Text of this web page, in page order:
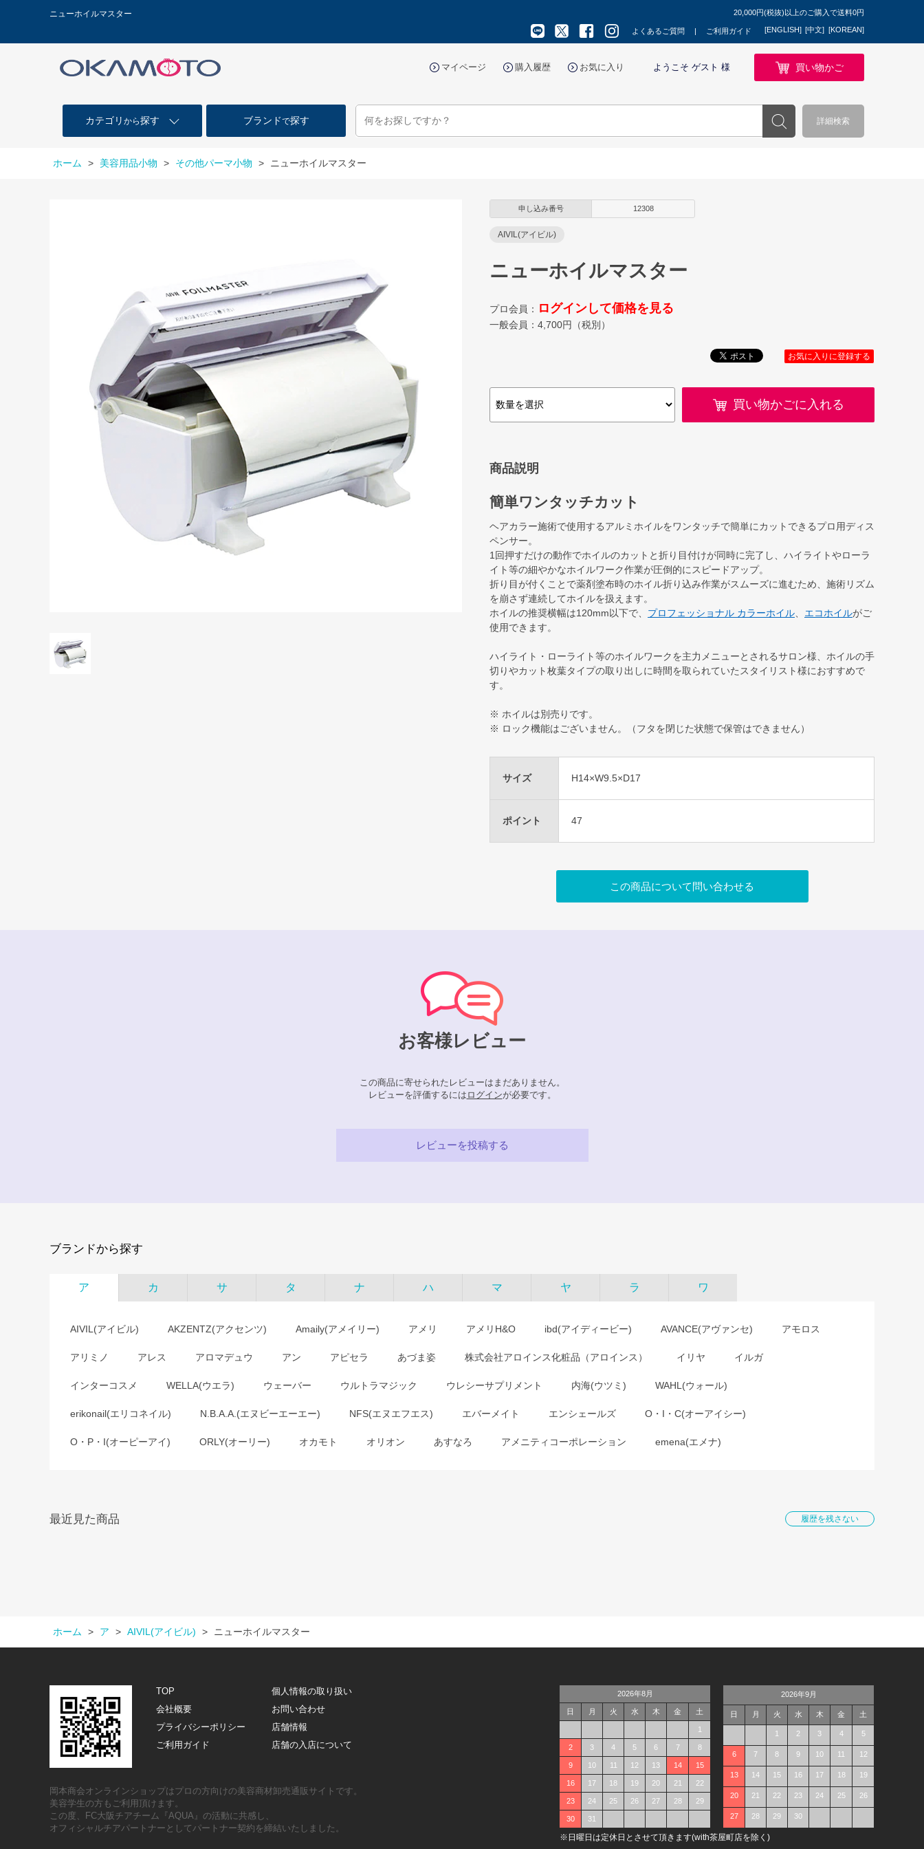
ニューホイルマスター 20,000円(税抜)以上のご購入で送料0円
よくあるご質問 ご利用ガイド [ENGLISH] [中文] [KOREAN]
マイページ 購入履歴 お気に入り ようこそ ゲスト 様 買い物かご
カテゴリ から探す ブランドで探す 詳細検索
ホーム > 美容用品小物 > その他パーマ小物 > ニューホイルマスター
申し込み番号 12308
AIVIL(アイビル)
ニューホイルマスター
プロ会員： ログインして価格を見る
一般会員： 4,700円（税別）
お気に入りに登録する
買い物かごに入れる
商品説明
簡単ワンタッチカット
ヘアカラー施術で使用するアルミホイルをワンタッチで簡単にカットできるプロ用ディス
ペンサー。
1回押すだけの動作でホイルのカットと折り目付けが同時に完了し、ハイライトやローラ
イト等の細やかなホイルワーク作業が圧倒的にスピードアップ。
折り目が付くことで薬剤塗布時のホイル折り込み作業がスムーズに進むため、施術リズム
を崩さず連続してホイルを扱えます。
ホイルの推奨横幅は120mm以下で、 プロフェッショナル カラーホイル エコホイルがご
使用できます。
ハイライト・ローライト等のホイルワークを主力メニューとされるサロン様、ホイルの手
切りやカット枚葉タイプの取り出しに時間を取られていたスタイリスト様におすすめで
す。
※ ホイルは別売りです。
※ ロック機能はございません。（フタを閉じた状態で保管はできません）
サイズ H14×W9.5×D17
ポイント 47
この商品について問い合わせる
お客様レビュー
この商品に寄せられたレビューはまだありません。
レビューを評価するには ログインが必要です。
レビューを投稿する
ブランドから探す
ア カ サ タ ナ ハ マ ヤ ラ ワ
AIVIL(アイビル) AKZENTZ(アクセンツ) Amaily(アメイリー) アメリ アメリH&O ibd(アイディービー) AVANCE(アヴァンセ) アモロス
アリミノ アレス アロマデュウ アン アピセラ あづま姿 株式会社アロインス化粧品（アロインス） イリヤ イルガ
インターコスメ WELLA(ウエラ) ウェーバー ウルトラマジック ウレシーサプリメント 内海(ウツミ) WAHL(ウォール)
erikonail(エリコネイル) N.B.A.A.(エヌビーエーエー) NFS(エヌエフエス) エバーメイト エンシェールズ O・I・C(オーアイシー)
O・P・I(オーピーアイ) ORLY(オーリー) オカモト オリオン あすなろ アメニティコーポレーション emena(エメナ)
最近見た商品 履歴を残さない
ホーム > ア > AIVIL(アイビル) > ニューホイルマスター
TOP
個人情報の取り扱い
会社概要
お問い合わせ
プライバシーポリシー
店舗情報
ご利用ガイド
店舗の入店について
岡本商会オンラインショップはプロの方向けの美容商材卸売通販サイトです。
美容学生の方もご利用頂けます。
この度、FC大阪チアチーム『AQUA』の活動に共感し、
オフィシャルチアパートナーとしてパートナー契約を締結いたしました。
2026年8月
日 月 火 水 木 金 土
1
2 3 4 5 6 7 8
9 10 11 12 13 14 15
16 17 18 19 20 21 22
23 24 25 26 27 28 29
30 31
2026年9月
日 月 火 水 木 金 土
1 2 3 4 5
6 7 8 9 10 11 12
13 14 15 16 17 18 19
20 21 22 23 24 25 26
27 28 29 30
※日曜日は定休日とさせて頂きます(with茶屋町店を除く)